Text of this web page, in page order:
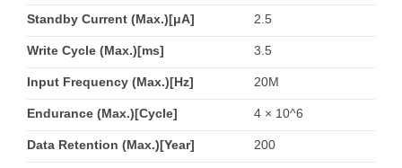
Standby Current (Max.)[μA] 2.5
Write Cycle (Max.)[ms] 3.5
Input Frequency (Max.)[Hz] 20M
Endurance (Max.)[Cycle] 4 × 10^6
Data Retention (Max.)[Year] 200